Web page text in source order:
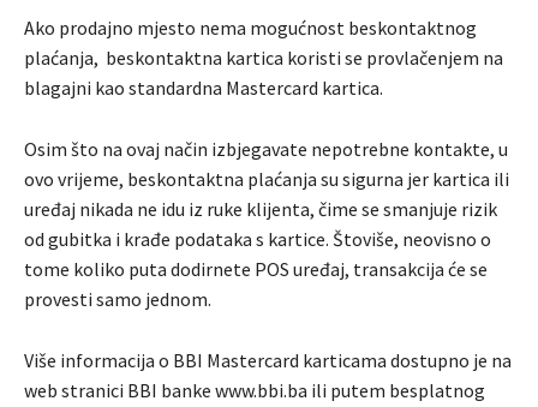
Ako prodajno mjesto nema mogućnost beskontaktnog
plaćanja, beskontaktna kartica koristi se provlačenjem na
blagajni kao standardna Mastercard kartica.
Osim što na ovaj način izbjegavate nepotrebne kontakte, u
ovo vrijeme, beskontaktna plaćanja su sigurna jer kartica ili
uređaj nikada ne idu iz ruke klijenta, čime se smanjuje rizik
od gubitka i krađe podataka s kartice. Štoviše, neovisno o
tome koliko puta dodirnete POS uređaj, transakcija će se
provesti samo jednom.
Više informacija o BBI Mastercard karticama dostupno je na
web stranici BBI banke www.bbi.ba ili putem besplatnog